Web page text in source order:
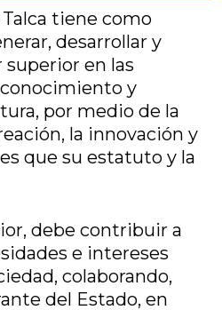
tiene como
desarrollar y
en las
y
por medio de la
la innovación y
que su estatuto y la
debe contribuir a
e intereses
colaborando,
del Estado, en